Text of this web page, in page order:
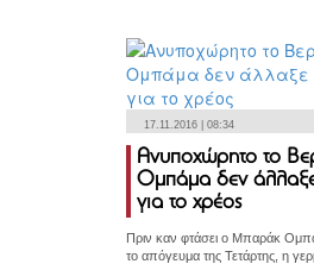
17.11.2016 | 08:34
Ανυποχώρητο το
Ομπάμα δεν άλλαξε
για το χρέος
Πριν καν φτάσει ο Μπαράκ
το απόγευμα της Τετάρτης, η